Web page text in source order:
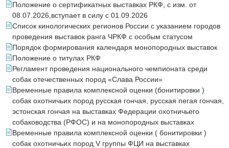
Положение о сертификатных выставках РКФ, с изм. от
08.07.2026,вступает в силу с 01.09.2026
Список кинологических регионов России с указанием городов
проведения выставок ранга ЧРКФ с особым статусом
Порядок формирования календаря монопородных выставок
Положение о титулах РКФ
Регламент проведения национального чемпионата среди
собак отечественных пород «Слава России»
Временные правила комплексной оценки (бонитировки )
собак охотничьих пород русская гончая, русская пегая гончая,
эстонская гончая на выставках Федерации охотничьего
собаководства (РФОС) и на монопородных выставках
Временные правила комплексной оценки ( бонитировки )
собак охотничьих пород V группы ФЦИ на выставках